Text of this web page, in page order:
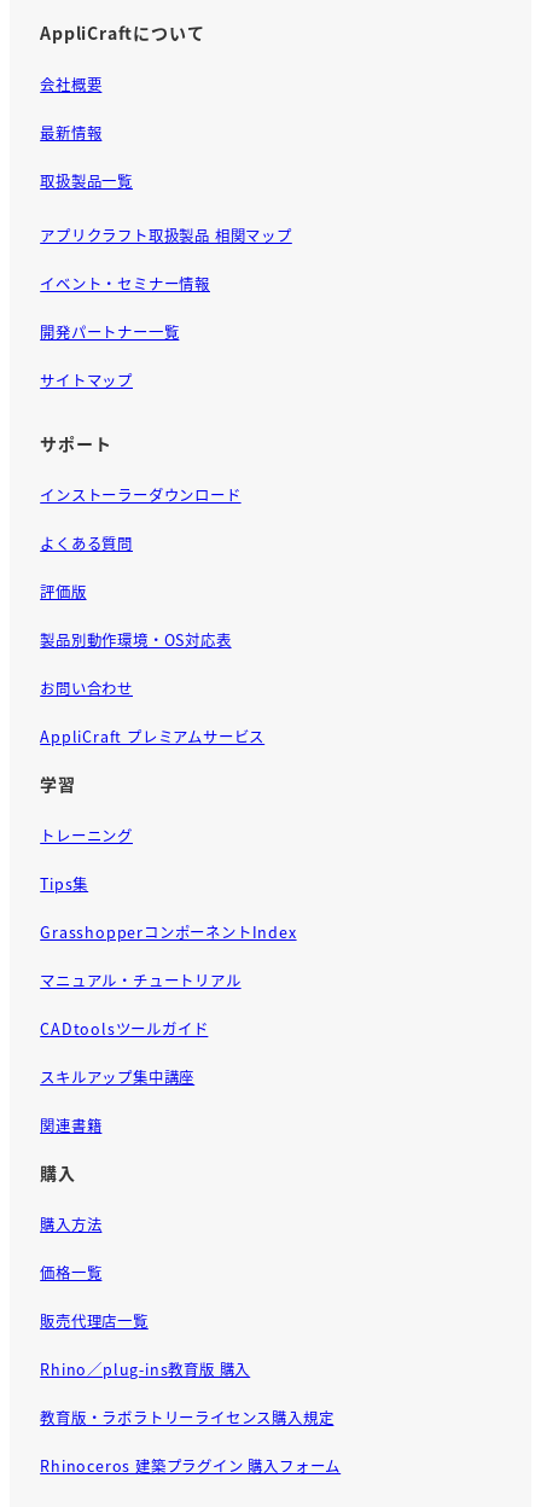
AppliCraftについて
会社概要
最新情報
取扱製品一覧
アプリクラフト取扱製品 相関マップ
イベント・セミナー情報
開発パートナー一覧
サイトマップ
サポート
インストーラーダウンロード
よくある質問
評価版
製品別動作環境・OS対応表
お問い合わせ
AppliCraft プレミアムサービス
学習
トレーニング
Tips集
GrasshopperコンポーネントIndex
マニュアル・チュートリアル
CADtoolsツールガイド
スキルアップ集中講座
関連書籍
購入
購入方法
価格一覧
販売代理店一覧
Rhino／plug-ins教育版 購入
教育版・ラボラトリーライセンス購入規定
Rhinoceros 建築プラグイン 購入フォーム